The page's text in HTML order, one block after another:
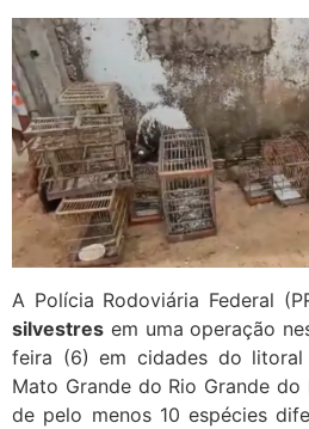
A Polícia Rodoviária Federal
silvestres em uma operação
feira (6) em cidades do
Mato Grande do Rio Grande
de pelo menos 10 espécies